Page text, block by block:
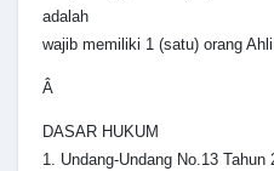
adalah
wajib memiliki 1 (satu) orang
Â
DASAR HUKUM
1. Undang-Undang No.13 Tahun